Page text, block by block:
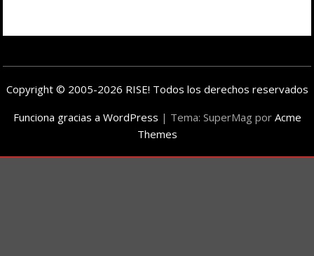
Copyright © 2005-2026 RISE! Todos los derechos reservados
Funciona gracias a WordPress | Tema: SuperMag por Acme
Themes